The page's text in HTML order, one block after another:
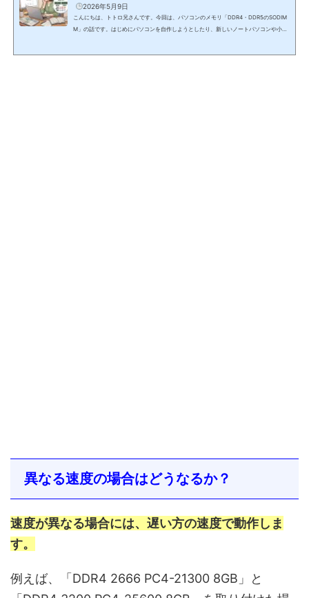
2026年5月9日
こんにちは、トトロ兄さんです。今回は、パソコンのメモリ「DDR4・DDR5のSODIM
M」の話です。はじめにパソコンを自作しようとしたり、新しいノートパソコンや小型
異なる速度の場合はどうなるか？
速度が異なる場合には、遅い方の速度で動作しま
す。
例えば、「DDR4 2666 PC4-21300 8GB」と